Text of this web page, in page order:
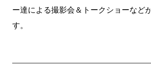
ー達による撮影会＆トークショーなど
す。